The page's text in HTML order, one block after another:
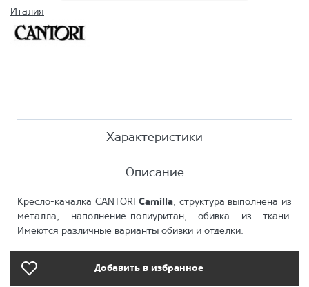
Италия
Характеристики
Описание
Кресло-качалка CANTORICamilla, структура выполнена из
металла, наполнение-полиуритан, обивка из ткани.
Имеются различные варианты обивки и отделки.
Добавить в избранное